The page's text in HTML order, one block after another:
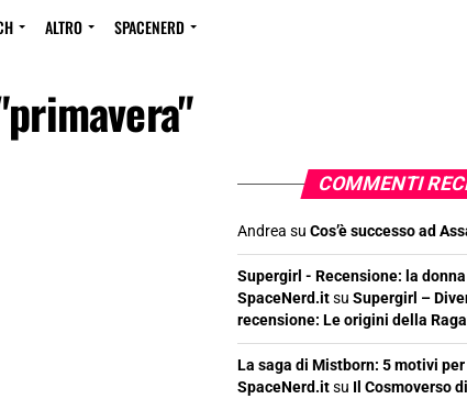
ALTRO SPACENERD
COMMENTI
Andrea su Cos’è successo ad
Supergirl - Recensione: la
SpaceNerd.itsu Supergirl –
recensione: Le origini della
La saga di Mistborn: 5 motivi
SpaceNerd.itsu Il Cosmoverso